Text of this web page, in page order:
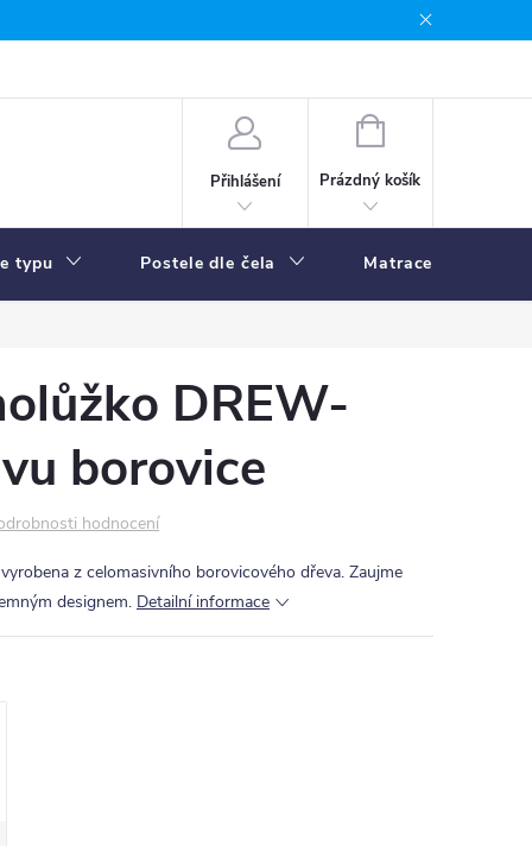
Přihlášení
NÁKUPNÍ
Prázdný košík
typu Postele dle čela Matrace
DREW-
borovice
hodnocení
z celomasivního borovicového dřeva. Zaujme
designem. Detailní informace